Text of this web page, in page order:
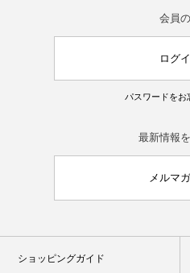
会員
ログ
パスワードをお
最新情報
メルマ
ショッピングガイド